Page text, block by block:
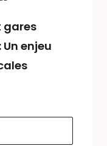
gares
enjeu